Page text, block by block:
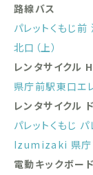
路線バス
パレットくもじ前
北口（上）
レンタサイクル
県庁前駅東口エ
レンタサイクル
パレットくもじ パ
Izumizaki 県庁
電動キックボー